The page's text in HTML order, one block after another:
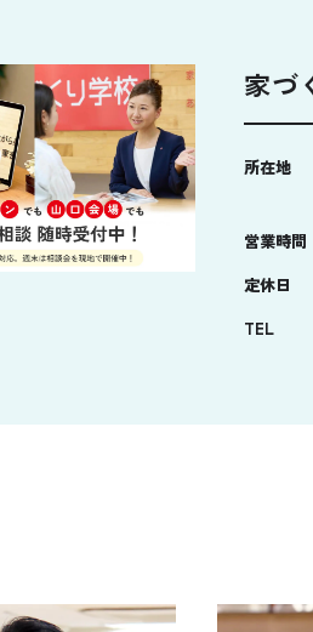
家づ
所在地
営業時間
定休日
TEL